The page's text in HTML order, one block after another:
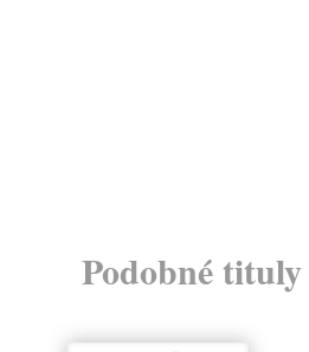
Podobné tituly